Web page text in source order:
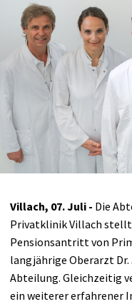
Villach, 07. Juli - Die
Privatklinik Villach stellt
Pensionsantritt von
langjährige Oberarzt Dr.
Abteilung. Gleichzeitig
ein weiterer erfahrener